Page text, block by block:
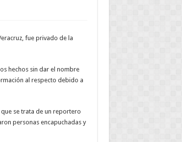
fue privado de la
hechos sin dar el nombre
al respecto debido a
se trata de un reportero
personas encapuchadas y